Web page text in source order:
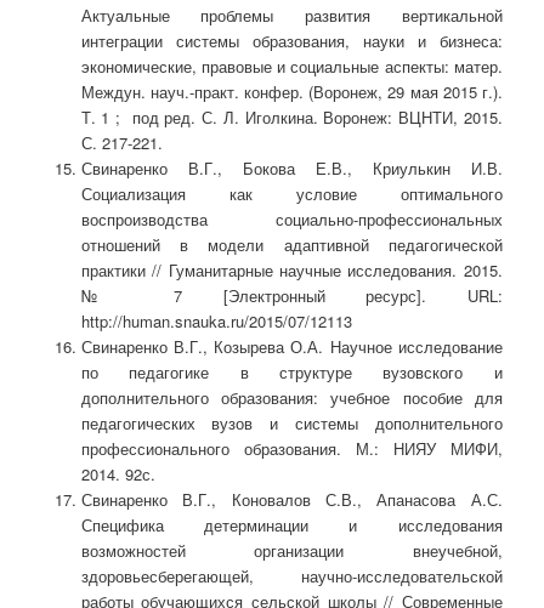
Актуальные проблемы развития вертикальной
интеграции системы образования, науки и бизнеса:
экономические, правовые и социальные аспекты: матер.
Междун. науч.-практ. конфер. (Воронеж, 29 мая 2015 г.).
Т. 1 ; под ред. С. Л. Иголкина. Воронеж: ВЦНТИ, 2015.
С. 217-221.
Свинаренко В.Г., Бокова Е.В., Криулькин И.В.
Социализация как условие оптимального
воспроизводства социально-профессиональных
отношений в модели адаптивной педагогической
практики // Гуманитарные научные исследования. 2015.
№ 7 [Электронный ресурс]. URL:
http://human.snauka.ru/2015/07/12113
Свинаренко В.Г., Козырева О.А. Научное исследование
по педагогике в структуре вузовского и
дополнительного образования: учебное пособие для
педагогических вузов и системы дополнительного
профессионального образования. М.: НИЯУ МИФИ,
2014. 92с.
Свинаренко В.Г., Коновалов С.В., Апанасова А.С.
Специфика детерминации и исследования
возможностей организации внеучебной,
здоровьесберегающей, научно-исследовательской
работы обучающихся сельской школы // Современные